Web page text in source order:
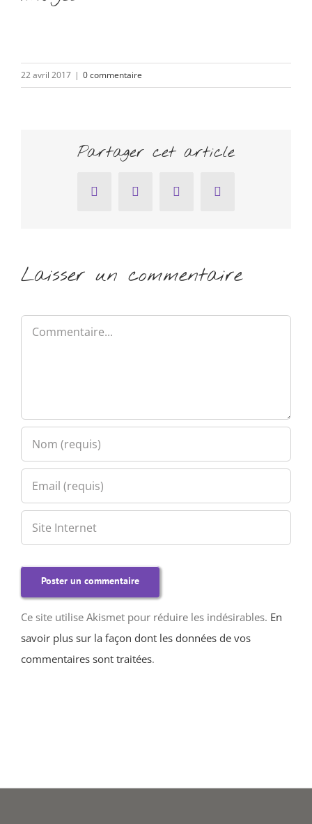
22 avril 2017 | 0 commentaire
Partager cet article
FacebookTwitter PinterestEmail
Laisser un commentaire
Commentaire
Ce site utilise Akismet pour réduire les indésirables. En
savoir plus sur la façon dont les données de vos
commentaires sont traitées.